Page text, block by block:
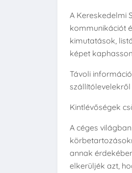
A Kereskedelmi
kommunikációt
kimutatások,
képet
Távoli
Kintlévőségek
A céges
annak
elkerüljék azt,